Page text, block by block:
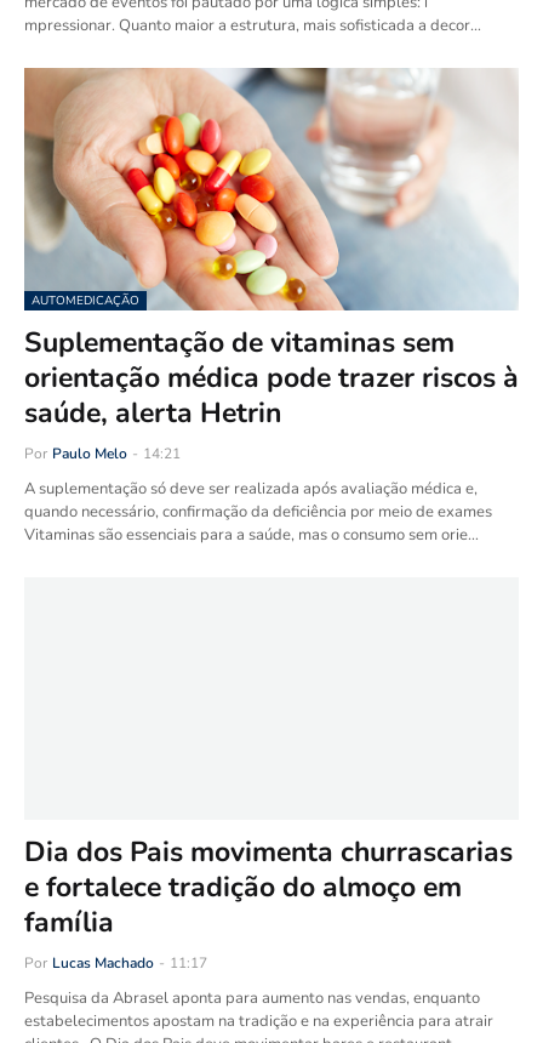
mpressionar. Quanto maior a estrutura, mais sofisticada a decor…
AUTOMEDICAÇÃO
Suplementação de vitaminas sem
orientação médica pode trazer riscos à
saúde, alerta Hetrin
Por Paulo Melo - 14:21
A suplementação só deve ser realizada após avaliação médica e,
quando necessário, confirmação da deficiência por meio de exames
Vitaminas são essenciais para a saúde, mas o consumo sem orie…
Dia dos Pais movimenta churrascarias
e fortalece tradição do almoço em
família
Por Lucas Machado - 11:17
Pesquisa da Abrasel aponta para aumento nas vendas, enquanto
estabelecimentos apostam na tradição e na experiência para atrair